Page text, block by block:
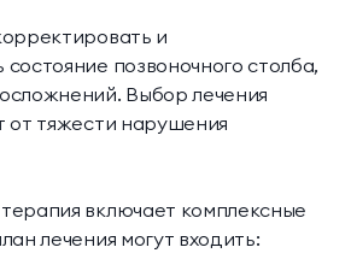
и
позвоночного столба,
Выбор лечения
от тяжести нарушения
включает комплексные
лечения могут входить: